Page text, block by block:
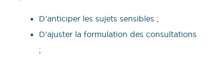
D’anticiper les sujets sensibles ;
D’ajuster la formulation des consultations
;